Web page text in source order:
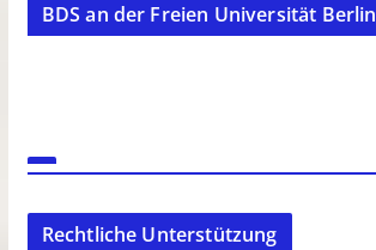
BDS an der Freien Universität Berlin
Rechtliche Unterstützung